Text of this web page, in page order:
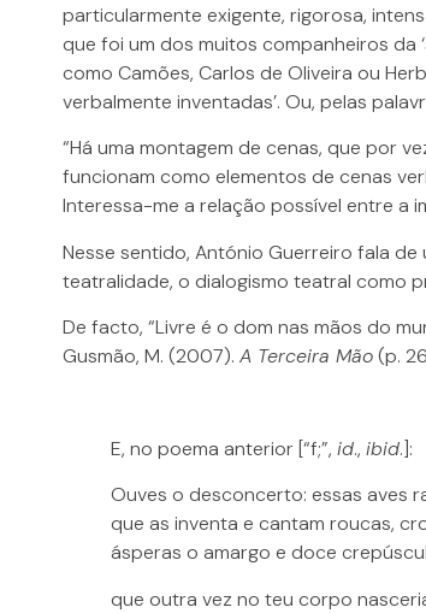
particularmente exigente, rigorosa,
que foi um dos muitos companheiros
como Camões, Carlos de Oliveira ou
verbalmente inventadas’. Ou, pelas
“Há uma montagem de cenas, que por
funcionam como elementos de cenas
Interessa-me a relação possível entre a
Nesse sentido, António Guerreiro fala de
teatralidade, o dialogismo teatral como
De facto, “Livre é o dom nas mãos do
Gusmão, M. (2007). A Terceira Mão(p.
E, no poema anterior [“f;”, id., ibid.]:
Ouves o desconcerto: essas aves
que as inventa e cantam roucas,
ásperas o amargo e doce
que outra vez no teu corpo